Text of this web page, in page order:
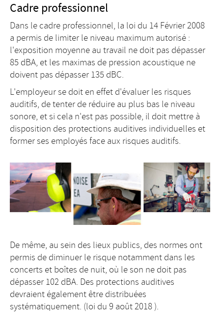
Cadre professionnel
Dans le cadre professionnel, la loi du 14 Février 2008
a permis de limiter le niveau maximum autorisé :
l'exposition moyenne au travail ne doit pas dépasser
85 dBA, et les maximas de pression acoustique ne
doivent pas dépasser 135 dBC.
L'employeur se doit en effet d'évaluer les risques
auditifs, de tenter de réduire au plus bas le niveau
sonore, et si cela n'est pas possible, il doit mettre à
disposition des protections auditives individuelles et
former ses employés face aux risques auditifs.
De même, au sein des lieux publics, des normes ont
permis de diminuer le risque notamment dans les
concerts et boîtes de nuit, où le son ne doit pas
dépasser 102 dBA. Des protections auditives
devraient également être distribuées
systématiquement. (loi du 9 août 2018 ).